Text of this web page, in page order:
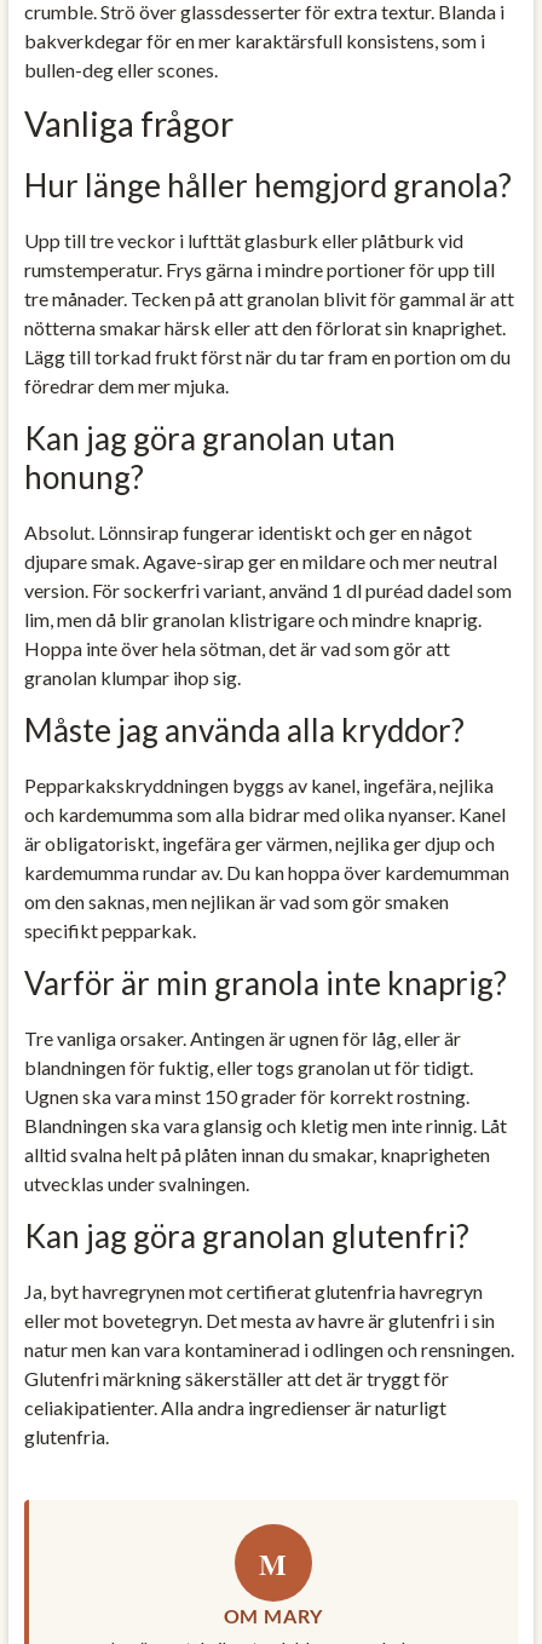
crumble. Strö över glassdesserter för extra textur. Blanda i
bakverkdegar för en mer karaktärsfull konsistens, som i
bullen-deg eller scones.
Vanliga frågor
Hur länge håller hemgjord granola?
Upp till tre veckor i lufttät glasburk eller plåtburk vid
rumstemperatur. Frys gärna i mindre portioner för upp till
tre månader. Tecken på att granolan blivit för gammal är att
nötterna smakar härsk eller att den förlorat sin knaprighet.
Lägg till torkad frukt först när du tar fram en portion om du
föredrar dem mer mjuka.
Kan jag göra granolan utan
honung?
Absolut. Lönnsirap fungerar identiskt och ger en något
djupare smak. Agave-sirap ger en mildare och mer neutral
version. För sockerfri variant, använd 1 dl puréad dadel som
lim, men då blir granolan klistrigare och mindre knaprig.
Hoppa inte över hela sötman, det är vad som gör att
granolan klumpar ihop sig.
Måste jag använda alla kryddor?
Pepparkakskryddningen byggs av kanel, ingefära, nejlika
och kardemumma som alla bidrar med olika nyanser. Kanel
är obligatoriskt, ingefära ger värmen, nejlika ger djup och
kardemumma rundar av. Du kan hoppa över kardemumman
om den saknas, men nejlikan är vad som gör smaken
specifikt pepparkak.
Varför är min granola inte knaprig?
Tre vanliga orsaker. Antingen är ugnen för låg, eller är
blandningen för fuktig, eller togs granolan ut för tidigt.
Ugnen ska vara minst 150 grader för korrekt rostning.
Blandningen ska vara glansig och kletig men inte rinnig. Låt
alltid svalna helt på plåten innan du smakar, knaprigheten
utvecklas under svalningen.
Kan jag göra granolan glutenfri?
Ja, byt havregrynen mot certifierat glutenfria havregryn
eller mot bovetegryn. Det mesta av havre är glutenfri i sin
natur men kan vara kontaminerad i odlingen och rensningen.
Glutenfri märkning säkerställer att det är tryggt för
celiakipatienter. Alla andra ingredienser är naturligt
glutenfria.
M
OM MARY